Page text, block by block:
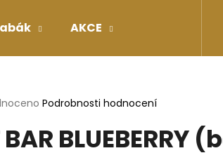
AKCE Doplňky
Podrobnosti hodnocení
BAR BLUEBERRY
HLEDAT